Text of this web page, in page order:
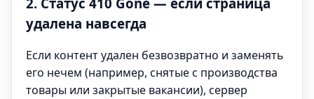
удалена навсегда
Если контент удален безвозвратно и заменять
его нечем (например, снятые с производства
товары или закрытые вакансии), сервер